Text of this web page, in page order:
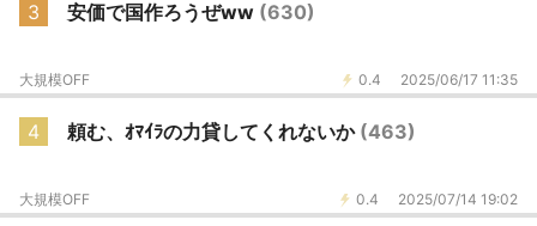
3 安価で国作ろうぜww (630)
0.4 2025/06/17 11:35
大規模OFF
4 頼む、ｵﾏｲﾗの力貸してくれないか (463)
0.4 2025/07/14 19:02
大規模OFF